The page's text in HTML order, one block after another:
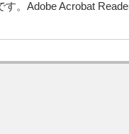
。Adobe Acrobat